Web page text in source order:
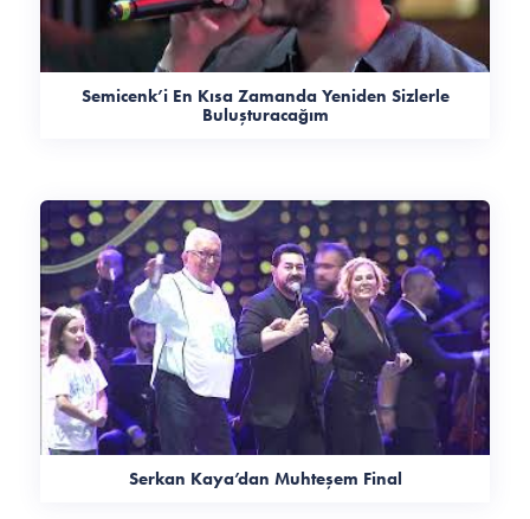
Semicenk’i En Kısa Zamanda Yeniden Sizlerle
Buluşturacağım
Serkan Kaya’dan Muhteşem Final